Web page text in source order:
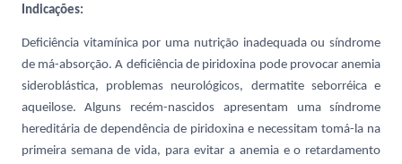
Indicações:
Deficiência vitamínica por uma nutrição inadequada ou síndrome
de má-absorção. A deficiência de piridoxina pode provocar anemia
sideroblástica, problemas neurológicos, dermatite seborréica e
aqueilose. Alguns recém-nascidos apresentam uma síndrome
hereditária de dependência de piridoxina e necessitam tomá-la na
primeira semana de vida, para evitar a anemia e o retardamento